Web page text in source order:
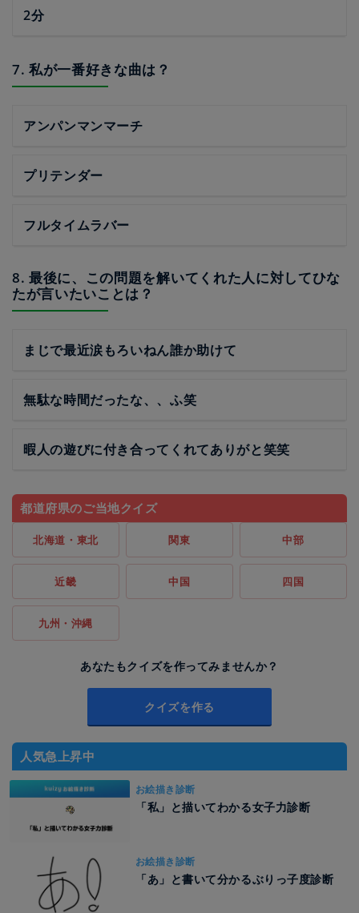
2分
7. 私が一番好きな曲は？
アンパンマンマーチ
プリテンダー
フルタイムラバー
8. 最後に、この問題を解いてくれた人に対してひな
たが言いたいことは？
まじで最近涙もろいねん誰か助けて
無駄な時間だったな、、ふ笑
暇人の遊びに付き合ってくれてありがと笑笑
都道府県のご当地クイズ
北海道・東北 関東 中部
近畿 中国 四国
九州・沖縄
あなたもクイズを作ってみませんか？
クイズを作る
人気急上昇中
お絵描き診断
「私」と描いてわかる女子力診断
お絵描き診断
「あ」と書いて分かるぶりっ子度診断